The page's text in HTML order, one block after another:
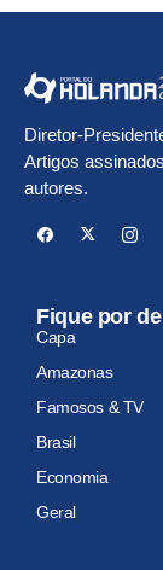
Diretor-
Artigos
autores.
Fique por
Capa
Amazonas
Famosos & TV
Brasil
Economia
Geral